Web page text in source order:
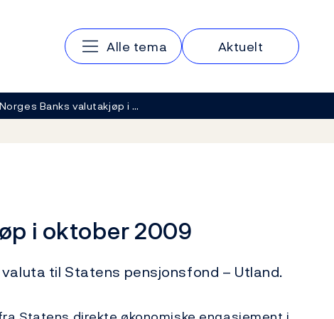
Hovedmeny
Alle tema Aktuelt
Norges Banks valutakjøp i …
i oktober 2009
til Statens pensjonsfond – Utland.